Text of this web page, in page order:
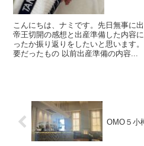
こんにちは、ナミです。先日無事に
帝王切開の感想と出産準備した内容
ったか振り返りをしたいと思います
要だったもの 以前出産準備の内容...
OMO５小